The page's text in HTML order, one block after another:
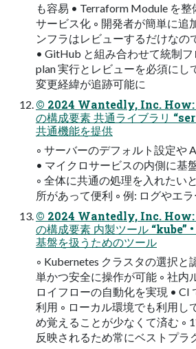
も容易 • Terraform Module を
サービス化 ◦ 開発者が簡単に追
ンフラはレビューするだけなの
• GitHub と組み合わせて統制
plan 実⾏とレビューを必須にし
変更経緯が追跡可能に
© 2024 Wantedly, Inc. How:
の構成要素 共通ライブラリ
共通機能を提供
◦ サーバーのデフォルト設定や
• マイクロサービスの内側に基
◦ 全体に共通の処理を⼊れたい
所があって便利 ◦ 例: ログやエ
© 2024 Wantedly, Inc. How:
の構成要素 内製ツール “kube”
基盤を扱うためのツール
◦ Kubernetes クラスタの選択と
単かつ安全に操作が可能 ◦ 社内
ロイフローの⾃動化を実現 • CI
利⽤ ◦ ローカル環境でも利⽤し
め覚えることが少なくて済む ◦
反映されるため常にベストプラ